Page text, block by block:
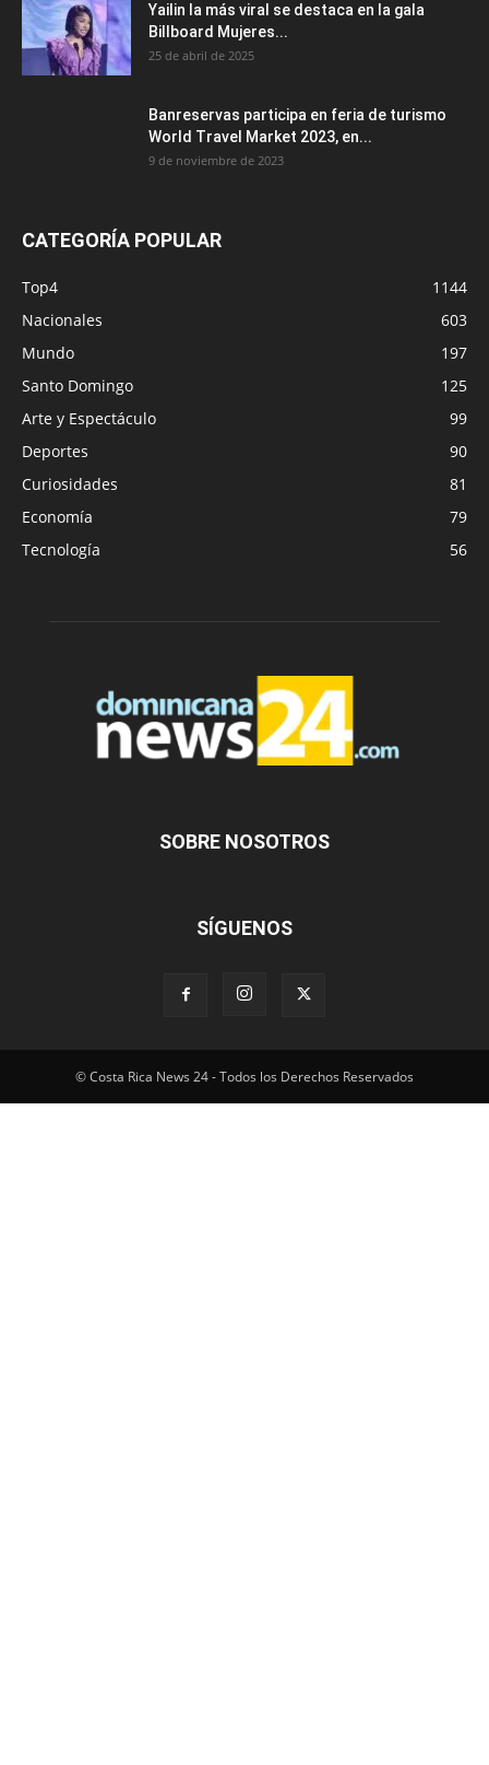
Yailin la más viral se destaca en la gala
Billboard Mujeres...
25 de abril de 2025
Banreservas participa en feria de turismo
World Travel Market 2023, en...
9 de noviembre de 2023
CATEGORÍA POPULAR
Top4
1144
Nacionales
603
Mundo
197
Santo Domingo
125
Arte y Espectáculo
99
Deportes
90
Curiosidades
81
Economía
79
Tecnología
56
SOBRE NOSOTROS
SÍGUENOS
© Costa Rica News 24 - Todos los Derechos Reservados